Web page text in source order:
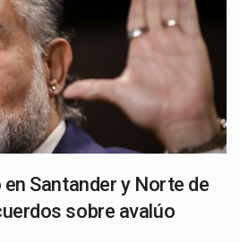
Santander y Norte de
sobre avalúo